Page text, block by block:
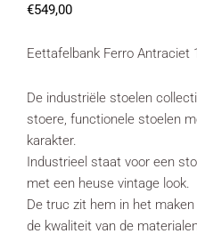
€549,00
Eettafelbank Ferro Antraciet
De industriële stoelen
stoere, functionele stoelen
karakter.
Industrieel staat voor een
met een heuse vintage look.
De truc zit hem in het
de kwaliteit van de